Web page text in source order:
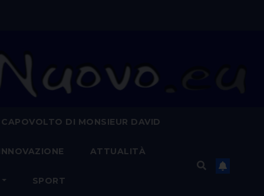
DI MONSIEUR DAVID
ATTUALITÀ
SPORT